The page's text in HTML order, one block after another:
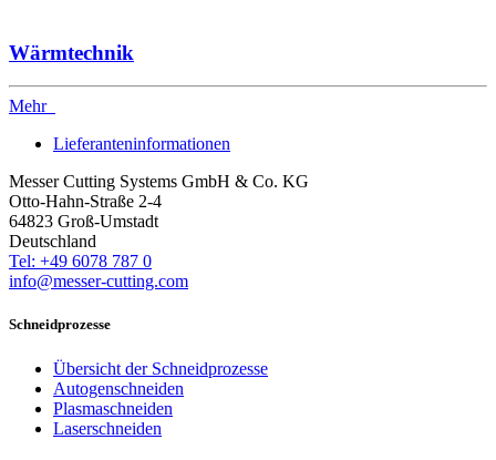
Wärmtechnik
Mehr
Lieferanteninformationen
Messer Cutting Systems GmbH & Co. KG
Otto-Hahn-Straße 2-4
64823 Groß-Umstadt
Deutschland
Tel: +49 6078 787 0
info@messer-cutting.com
Schneidprozesse
Übersicht der Schneidprozesse
Autogenschneiden
Plasmaschneiden
Laserschneiden